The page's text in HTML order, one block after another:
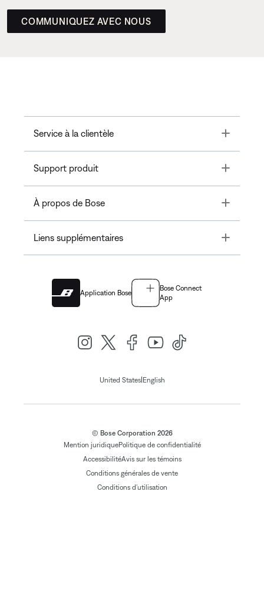
COMMUNIQUEZ AVEC NOUS
Service à la clientèle Toggle
Support produit Toggle
À propos de Bose Toggle
Liens supplémentaires Toggle
Application Bose
Bose Connect
App
United States| English
© Bose Corporation 2026
Mention juridiquePolitique de confidentialité
AccessibilitéAvis sur les témoins
Conditions générales de vente
Conditions d'utilisation